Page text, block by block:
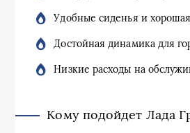
Удобные сиденья и
Достойная динамика для
Низкие расходы на
Кому подойдет Лада